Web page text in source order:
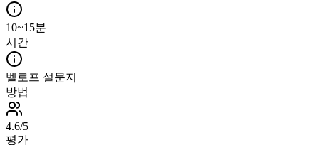
10~15분
시간
벨로프 설문지
방법
4.6/5
평가